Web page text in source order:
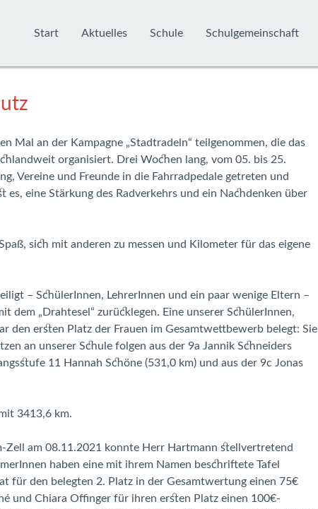
Start Aktuelles Schule Schulgemeinschaft
Mal an der Kampagne „Stadtradeln“ teilgenommen, die das
organisiert. Drei Wochen lang, vom 05. bis 25.
Vereine und Freunde in die Fahrradpedale getreten und
eine Stärkung des Radverkehrs und ein Nachdenken über
sich mit anderen zu messen und Kilometer für das eigene
– SchülerInnen, LehrerInnen und ein paar wenige Eltern –
dem „Drahtesel“ zurücklegen. Eine unserer SchülerInnen,
den ersten Platz der Frauen im Gesamtwettbewerb belegt: Sie
an unserer Schule folgen aus der 9a Jannik Schneiders
11 Hannah Schöne (531,0 km) und aus der 9c Jonas
3413,6 km.
Zell am 08.11.2021 konnte Herr Hartmann stellvertretend
haben eine mit ihrem Namen beschriftete Tafel
für den belegten 2. Platz in der Gesamtwertung einen 75€
und Chiara Offinger für ihren ersten Platz einen 100€-